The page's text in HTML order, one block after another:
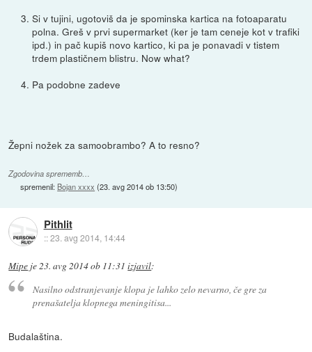
Si v tujini, ugotoviš da je spominska kartica na fotoaparatu
polna. Greš v prvi supermarket (ker je tam ceneje kot v trafiki
ipd.) in pač kupiš novo kartico, ki pa je ponavadi v tistem
trdem plastičnem blistru. Now what?
Pa podobne zadeve
Žepni nožek za samoobrambo? A to resno?
Zgodovina sprememb…
spremenil: Bojan xxxx (23. avg 2014 ob 13:50)
Pithlit
::23. avg 2014, 14:44
Mipe je23. avg 2014 ob 11:31 izjavil:
Nasilno odstranjevanje klopa je lahko zelo nevarno, če gre za
prenašatelja klopnega meningitisa...
Budalaština.